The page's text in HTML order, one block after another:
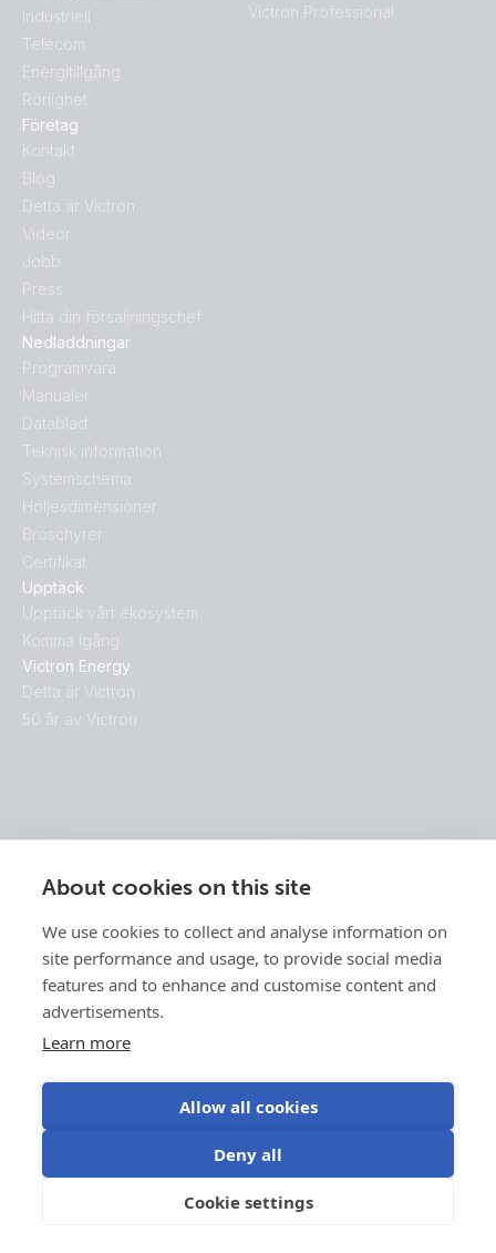
About cookies on this site
We use cookies to collect and analyse information on
site performance and usage, to provide social media
features and to enhance and customise content and
advertisements.
Learn more
Allow all cookies
Deny all
Cookie settings
Upptäck
Upptäck vårt ekosystem
Komma igång
Victron Energy
Detta är Victron
50 år av Victron
Nedladdningar
Programvara
Manualer
Datablad
Teknisk information
Systemschema
Höljesdimensioner
Broschyrer
Certifikat
Industriell
Telecom
Energitillgång
Rörlighet
Företag
Kontakt
Blog
Detta är Victron
Videor
Jobb
Press
Hitta din försäljningschef
Victron Professional